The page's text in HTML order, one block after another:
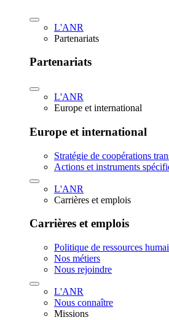
L'ANR
Partenariats
Partenariats
L'ANR
Europe et international
Europe et international
Stratégie de coopérations
Actions et instruments
L'ANR
Carrières et emplois
Carrières et emplois
Politique de ressources
Nos métiers
Nous rejoindre
L'ANR
Nous connaître
Missions